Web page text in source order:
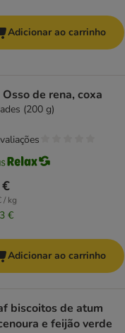
Adicionar ao carrinho
de rena, coxa
(200 g)
/ kg
€
Adicionar ao carrinho
biscoitos de atum
e feijão verde